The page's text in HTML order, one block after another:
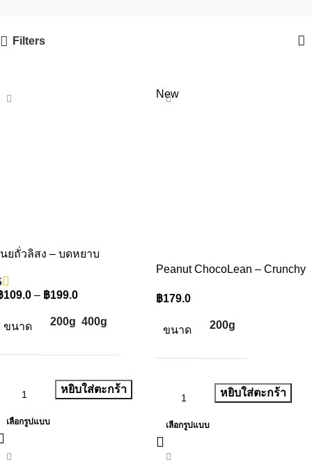
Filters
นยถั่วลิสง – บดหยาบ
109.0 – ฿199.0
ขนาด 200g 400g
หยิบใส่ตะกร้า
เลือกรูปแบบ
New
Peanut ChocoLean – Crunchy
฿179.0
ขนาด 200g
หยิบใส่ตะกร้า
เลือกรูปแบบ